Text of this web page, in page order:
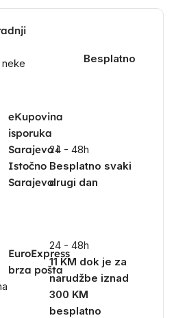
Besplatno
eKupovina
isporuka
Sarajevo i
Istočno
Sarajevo
24 - 48h
Besplatno svaki
drugi dan
EuroExpress
brza pošta
24 - 48h
11 KM dok je za
narudžbe iznad
300 KM
besplatno